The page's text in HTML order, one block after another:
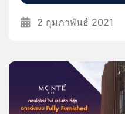
2 กุมภาพันธ์ 2021